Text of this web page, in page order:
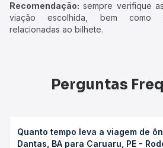
Recomendação: sempre verifique
viação escolhida, bem como
relacionadas ao bilhete.
Perguntas
Quanto tempo leva a viagem de
Dantas, BA para Caruaru, PE -